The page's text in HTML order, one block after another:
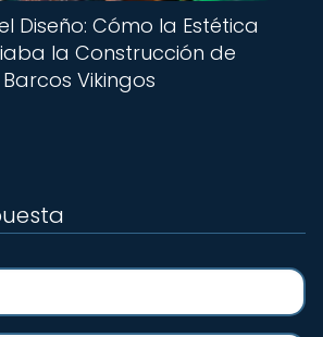
Diseño: Cómo la Estética
la Construcción de
Barcos Vikingos